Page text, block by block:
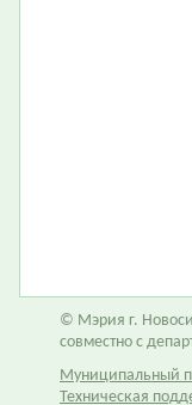
© Мэрия г.
совместно с
Муниципальный
Техническая